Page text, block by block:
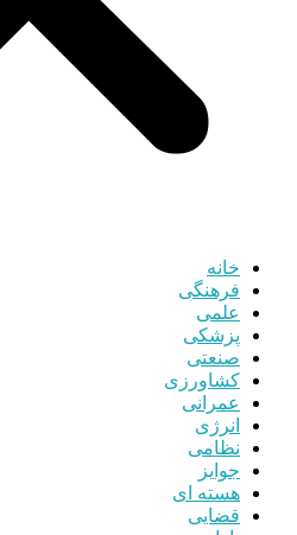
خانه
فرهنگی
علمی
پزشکی
صنعتی
کشاورزی
عمرانی
انرژی
نظامی
جوایز
هسته ای
قضایی